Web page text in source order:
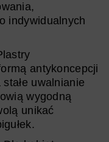
indywidualnych
antykoncepcji
uwalnianie
wygodną
unikać